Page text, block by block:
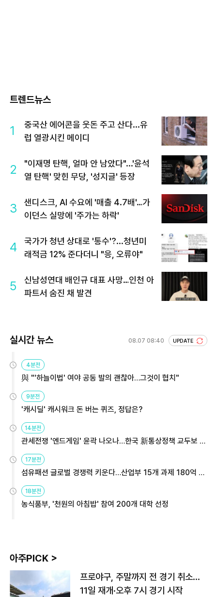
트렌드뉴스
1
중국산 에어콘을 웃돈 주고 산다...유
럽 열광시킨 메이디
2
"이재명 탄핵, 얼마 안 남았다"...'윤석
열 탄핵' 맞힌 무당, '성지글' 등장
3
샌디스크, AI 수요에 '매출 4.7배'…가
이던스 실망에 '주가는 하락'
4
국가가 청년 상대로 '통수'?...청년미
래적금 12% 준다더니 "응, 오류야"
5
신남성연대 배인규 대표 사망…인천 아
파트서 숨진 채 발견
실시간 뉴스 08.07 08:40 UPDATE
4분전
與 "'하늘이법' 여야 공동 발의 괜찮아…그것이 협치"
9분전
'캐시딜' 캐시워크 돈 버는 퀴즈, 정답은?
14분전
관세전쟁 '엔드게임' 윤곽 나오나…한국 新통상정책 교두보 활
용해야
17분전
섬유패션 글로벌 경쟁력 키운다…산업부 15개 과제 180억 지
원
18분전
농식품부, '천원의 아침밥' 참여 200개 대학 선정
아주PICK >
프로야구, 주말까지 전 경기 취소…
11일 재개·오후 7시 경기 시작